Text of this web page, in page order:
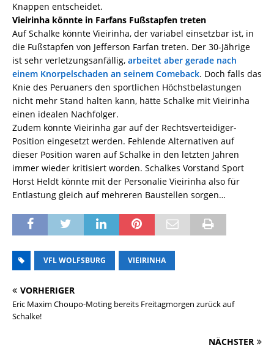
Knappen entscheidet.
Vieirinha könnte in Farfans Fußstapfen treten
Auf Schalke könnte Vieirinha, der variabel einsetzbar ist, in
die Fußstapfen von Jefferson Farfan treten. Der 30-Jährige
ist sehr verletzungsanfällig, arbeitet aber gerade nach
einem Knorpelschaden an seinem Comeback. Doch falls das
Knie des Peruaners den sportlichen Höchstbelastungen
nicht mehr Stand halten kann, hätte Schalke mit Vieirinha
einen idealen Nachfolger.
Zudem könnte Vieirinha gar auf der Rechtsverteidiger-
Position eingesetzt werden. Fehlende Alternativen auf
dieser Position waren auf Schalke in den letzten Jahren
immer wieder kritisiert worden. Schalkes Vorstand Sport
Horst Heldt könnte mit der Personalie Vieirinha also für
Entlastung gleich auf mehreren Baustellen sorgen…
VFL WOLFSBURG VIEIRINHA
VORHERIGER
Eric Maxim Choupo-Moting bereits Freitagmorgen zurück auf
Schalke!
NÄCHSTER